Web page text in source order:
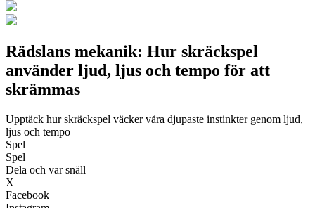
Rädslans mekanik: Hur skräckspel
använder ljud, ljus och tempo för att
skrämmas
Upptäck hur skräckspel väcker våra djupaste instinkter genom ljud,
ljus och tempo
Spel
Spel
Dela och var snäll
X
Facebook